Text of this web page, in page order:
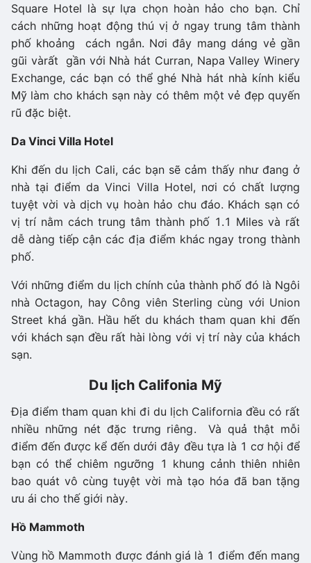
Square Hotel là sự lựa chọn hoàn hảo cho bạn. Chỉ
cách những hoạt động thú vị ở ngay trung tâm thành
phố khoảng cách ngắn. Nơi đây mang dáng vẻ gần
gũi vàrất gần với Nhà hát Curran, Napa Valley Winery
Exchange, các bạn có thể ghé Nhà hát nhà kính kiểu
Mỹ làm cho khách sạn này có thêm một vẻ đẹp quyến
rũ đặc biệt.
Da Vinci Villa Hotel
Khi đến du lịch Cali, các bạn sẽ cảm thấy như đang ở
nhà tại điểm da Vinci Villa Hotel, nơi có chất lượng
tuyệt vời và dịch vụ hoàn hảo chu đáo. Khách sạn có
vị trí nằm cách trung tâm thành phố 1.1 Miles và rất
dễ dàng tiếp cận các địa điểm khác ngay trong thành
phố.
Với những điểm du lịch chính của thành phố đó là Ngôi
nhà Octagon, hay Công viên Sterling cùng với Union
Street khá gần. Hầu hết du khách tham quan khi đến
với khách sạn đều rất hài lòng với vị trí này của khách
sạn.
Du lịch Califonia Mỹ
Địa điểm tham quan khi đi du lịch California đều có rất
nhiều những nét đặc trưng riêng. Và quả thật mỗi
điểm đến được kể đến dưới đây đều tựa là 1 cơ hội để
bạn có thể chiêm ngưỡng 1 khung cảnh thiên nhiên
bao quát vô cùng tuyệt vời mà tạo hóa đã ban tặng
ưu ái cho thế giới này.
Hồ Mammoth
Vùng hồ Mammoth được đánh giá là 1 điểm đến mang